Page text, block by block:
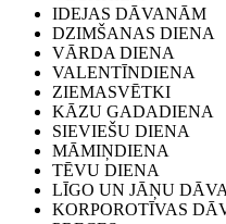
IDEJAS DĀVANĀM
DZIMŠANAS DIENA
VĀRDA DIENA
VALENTĪNDIENA
ZIEMASVĒTKI
KĀZU GADADIENA
SIEVIEŠU DIENA
MĀMIŅDIENA
TĒVU DIENA
LĪGO UN JĀŅU
KORPOROTĪVAS